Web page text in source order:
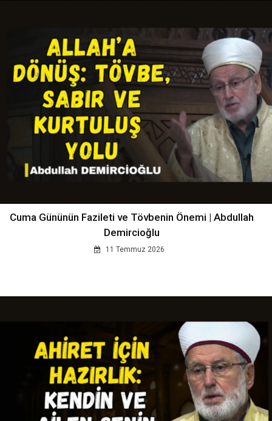
Cuma Gününün Fazileti ve Tövbenin Önemi | Abdullah
Demircioğlu
11 Temmuz 2026